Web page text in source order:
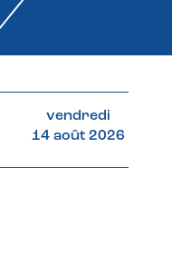
vendredi
14 août 2026